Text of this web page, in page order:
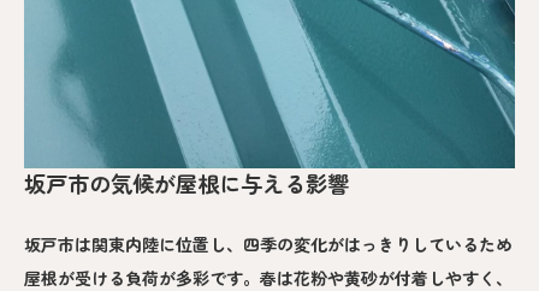
坂戸市の気候が屋根に与える影響
坂戸市は関東内陸に位置し、四季の変化がはっきりしているため
屋根が受ける負荷が多彩です。春は花粉や黄砂が付着しやすく、